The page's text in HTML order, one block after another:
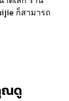
ก็สามารถ
ณดู